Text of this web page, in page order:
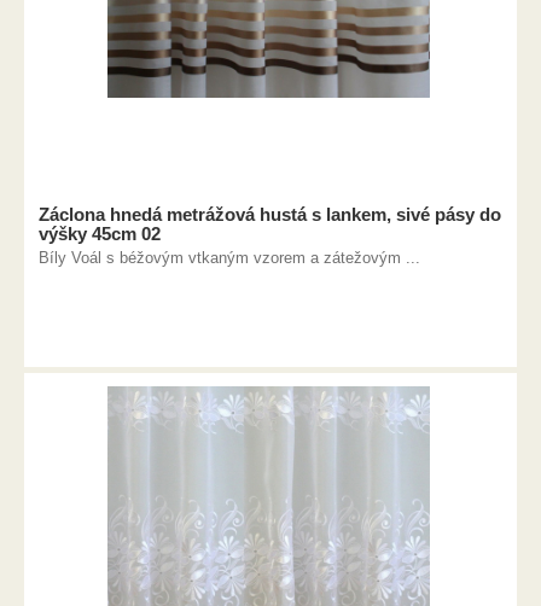
Záclona hnedá metrážová hustá s lankem, sivé pásy do
výšky 45cm 02
Bíly Voál s béžovým vtkaným vzorem a zátežovým ...